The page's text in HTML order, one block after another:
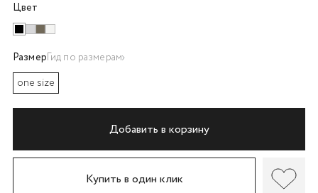
Цвет
РазмерГид по размерам
one size
Добавить в корзину
Купить в один клик